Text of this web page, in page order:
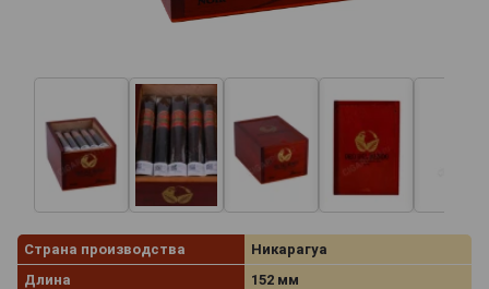
Страна производства
Никарагуа
Длина
152 мм